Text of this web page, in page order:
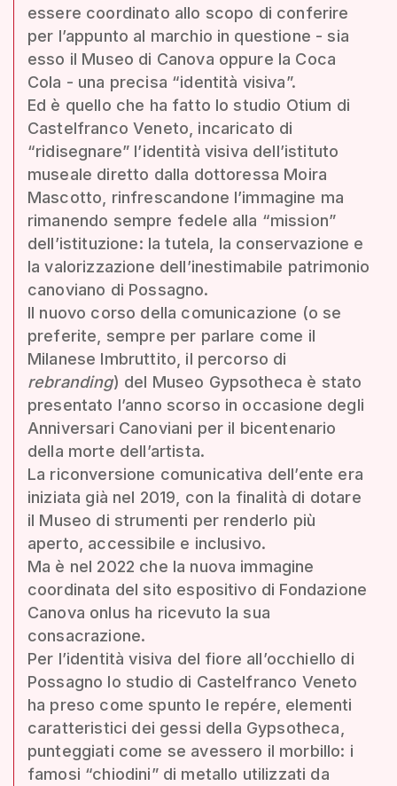
essere coordinato allo scopo di conferire
per l’appunto al marchio in questione - sia
esso il Museo di Canova oppure la Coca
Cola - una precisa “identità visiva”.
Ed è quello che ha fatto lo studio Otium di
Castelfranco Veneto, incaricato di
“ridisegnare” l’identità visiva dell’istituto
museale diretto dalla dottoressa Moira
Mascotto, rinfrescandone l’immagine ma
rimanendo sempre fedele alla “mission”
dell’istituzione: la tutela, la conservazione e
la valorizzazione dell’inestimabile patrimonio
canoviano di Possagno.
Il nuovo corso della comunicazione (o se
preferite, sempre per parlare come il
Milanese Imbruttito, il percorso di
rebranding) del Museo Gypsotheca è stato
presentato l’anno scorso in occasione degli
Anniversari Canoviani per il bicentenario
della morte dell’artista.
La riconversione comunicativa dell’ente era
iniziata già nel 2019, con la finalità di dotare
il Museo di strumenti per renderlo più
aperto, accessibile e inclusivo.
Ma è nel 2022 che la nuova immagine
coordinata del sito espositivo di Fondazione
Canova onlus ha ricevuto la sua
consacrazione.
Per l’identità visiva del fiore all’occhiello di
Possagno lo studio di Castelfranco Veneto
ha preso come spunto le repére, elementi
caratteristici dei gessi della Gypsotheca,
punteggiati come se avessero il morbillo: i
famosi “chiodini” di metallo utilizzati da